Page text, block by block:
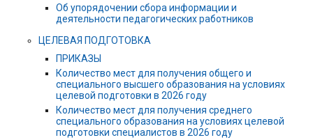
Об упорядочении сбора информации и
деятельности педагогических работников
ЦЕЛЕВАЯ ПОДГОТОВКА
ПРИКАЗЫ
Количество мест для получения общего и
специального высшего образования на условиях
целевой подготовки в 2026 году
Количество мест для получения среднего
специального образования на условиях целевой
подготовки специалистов в 2026 году